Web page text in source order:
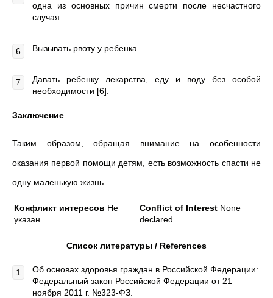
одна из основных причин смерти после несчастного
случая.
Вызывать рвоту у ребенка.
Давать ребенку лекарства, еду и воду без особой
необходимости [6].
Заключение
Таким образом, обращая внимание на особенности
оказания первой помощи детям, есть возможность спасти не
одну маленькую жизнь.
Конфликт интересов Не
указан.
Conflict of Interest None
declared.
Список литературы / References
Об основах здоровья граждан в Российской Федерации:
Федеральный закон Российской Федерации от 21
ноября 2011 г. №323-ФЗ.